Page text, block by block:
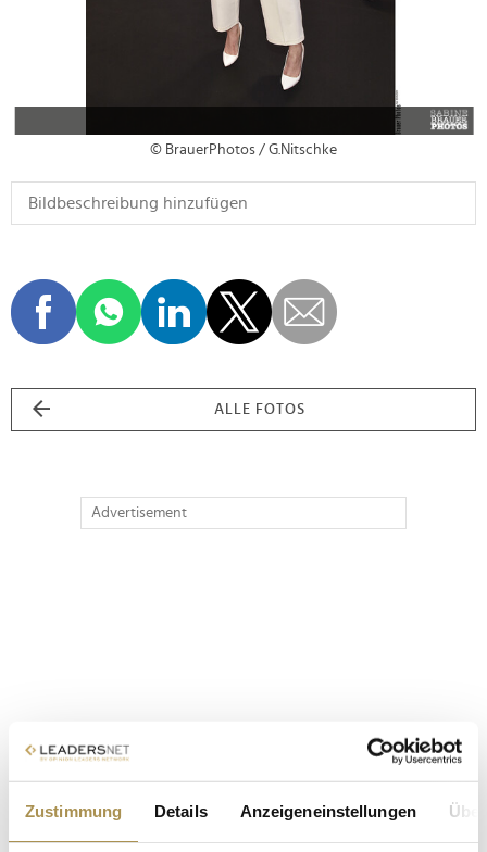
Zustimmung Details Anzeigeneinstellungen
© BrauerPhotos / G.Nitschke
ALLE FOTOS
Advertisement